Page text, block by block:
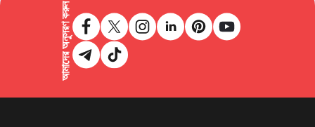
আমাদের অনুসরণ করুন